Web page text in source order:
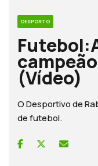
DESPORTO
(Vídeo)
O Desportivo de
de futebol.